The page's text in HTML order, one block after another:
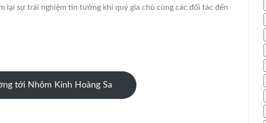
lại sự trải nghiệm tin tưởng khi quý gia chủ cùng các đối tác đến
tới Nhôm Kính Hoàng Sa